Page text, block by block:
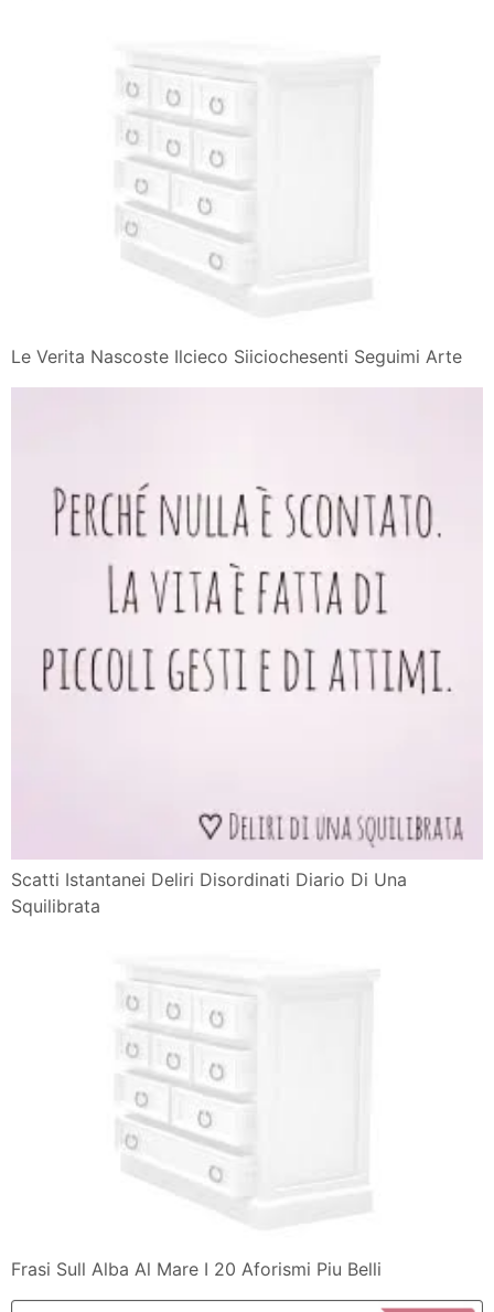
Le Verita Nascoste Ilcieco Siiciochesenti Seguimi Arte
Scatti Istantanei Deliri Disordinati Diario Di Una
Squilibrata
Frasi Sull Alba Al Mare I 20 Aforismi Piu Belli